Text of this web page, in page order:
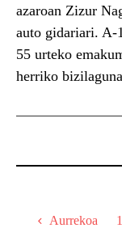
azaroan Zizur
auto gidariari. A-
55 urteko
herriko
Ospitaleko
Aurrekoa 1